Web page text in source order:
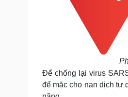
Sản phụ khoa
Làm đẹp - giảm cân
Phòng mạch online
Ăn sạch sống khỏe
Cải chính
Để chống lại virus
để mặc cho nạn dịch tự